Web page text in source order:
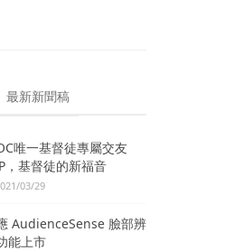
最新新聞稿
唯一基督徒專屬交友
，基督徒的新福音
03/29
AudienceSense 臉部辨
能上市